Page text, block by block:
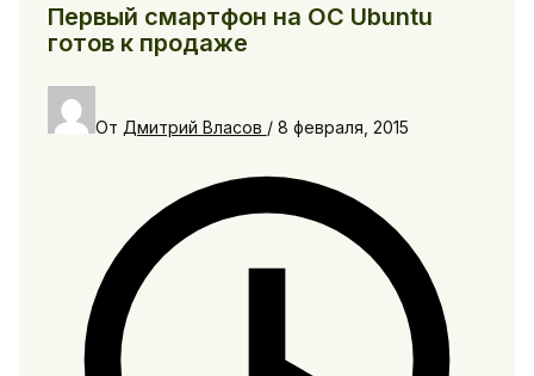
Первый смартфон на ОС Ubuntu
готов к продаже
От Дмитрий Власов / 8 февраля, 2015